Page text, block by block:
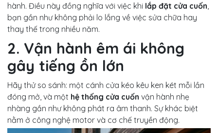
hành. Điều này đồng nghĩa với việc khi lắp đặt cửa cuốn
bạn gần như không phải lo lắng về việc sửa chữa hay
thay thế trong nhiều năm.
2. Vận hành êm ái không
gây tiếng ồn lớn
Hãy thử so sánh: một cánh cửa kéo kêu ken két mỗi lần
đóng mở, và một hệ thống cửa cuốn vận hành nhẹ
nhàng gần như không phát ra âm thanh. Sự khác biệt
nằm ở công nghệ motor và cơ chế truyền động.